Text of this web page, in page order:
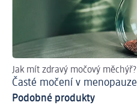
Jak mít zdravý močový měchýř?
Časté močení v menopauze
Podobné produkty